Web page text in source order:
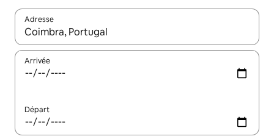
Adresse
Lorsque les résultats s'affichent, utilisez les flèches vers le
Arrivée
Départ